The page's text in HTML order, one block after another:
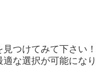
つけてみて下さい！
な選択が可能になり